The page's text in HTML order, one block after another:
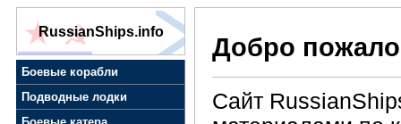
RussianShips.info
Боевые корабли
Подводные лодки
Добро
Сайт